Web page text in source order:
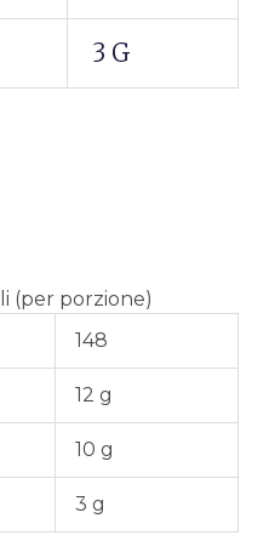
3 G
(per porzione)
148
12 g
10 g
3 g